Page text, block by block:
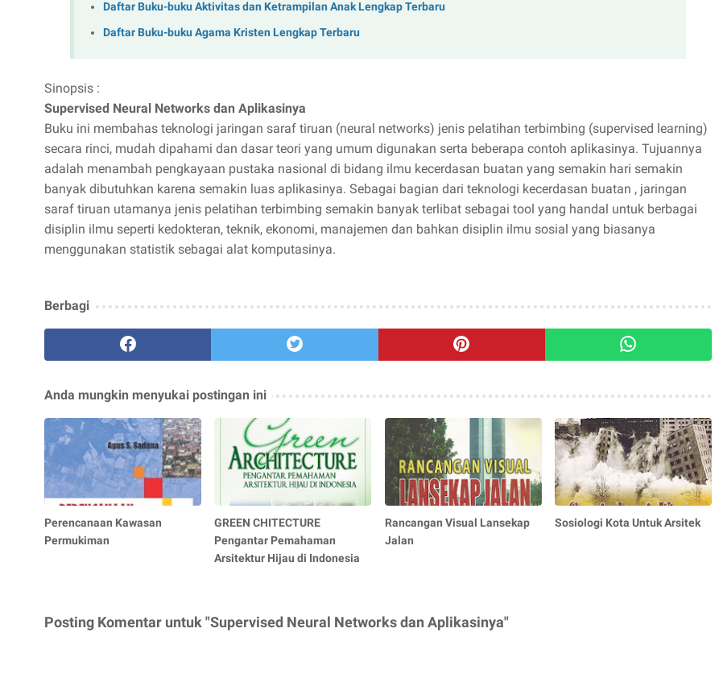
Daftar Buku-buku Aktivitas dan Ketrampilan Anak Lengkap Terbaru
Daftar Buku-buku Agama Kristen Lengkap Terbaru
Sinopsis :
Supervised Neural Networks dan Aplikasinya
Buku ini membahas teknologi jaringan saraf tiruan (neural networks) jenis pelatihan terbimbing (supervised learning)
secara rinci, mudah dipahami dan dasar teori yang umum digunakan serta beberapa contoh aplikasinya. Tujuannya
adalah menambah pengkayaan pustaka nasional di bidang ilmu kecerdasan buatan yang semakin hari semakin
banyak dibutuhkan karena semakin luas aplikasinya. Sebagai bagian dari teknologi kecerdasan buatan , jaringan
saraf tiruan utamanya jenis pelatihan terbimbing semakin banyak terlibat sebagai tool yang handal untuk berbagai
disiplin ilmu seperti kedokteran, teknik, ekonomi, manajemen dan bahkan disiplin ilmu sosial yang biasanya
menggunakan statistik sebagai alat komputasinya.
Berbagi
Anda mungkin menyukai postingan ini
Perencanaan Kawasan
Permukiman
GREEN CHITECTURE
Pengantar Pemahaman
Arsitektur Hijau di Indonesia
Rancangan Visual Lansekap
Jalan
Sosiologi Kota Untuk Arsitek
Posting Komentar untuk "Supervised Neural Networks dan Aplikasinya"